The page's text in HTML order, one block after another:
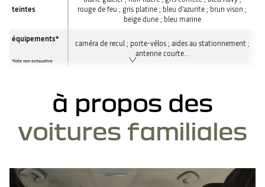
teintes
rouge de feu ; gris platine ; bleu d'azurite ; brun vison ;
beige dune ; bleu marine
équipements*
*liste non exhaustive
caméra de recul ; porte-vélos ; aides au stationnement ;
antenne courte...
à propos des
voitures familiales